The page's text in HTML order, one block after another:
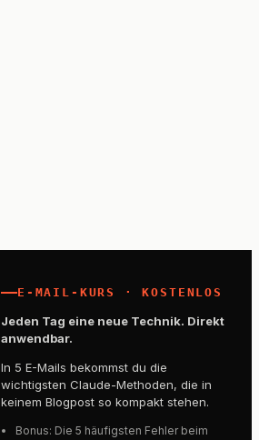
E-MAIL-KURS · KOSTENLOS
Jeden Tag eine neue Technik. Direkt
anwendbar.
In 5 E-Mails bekommst du die
wichtigsten Claude-Methoden, die in
keinem Blogpost so kompakt stehen.
Bonus: Die 5 häufigsten Fehler beim